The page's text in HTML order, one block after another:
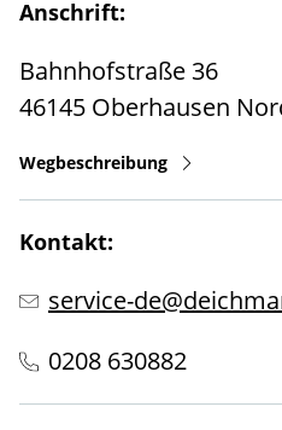
Anschrift:
Bahnhofstraße 36
46145 Oberhausen
Wegbeschreibung
Kontakt:
service-
0208 630882